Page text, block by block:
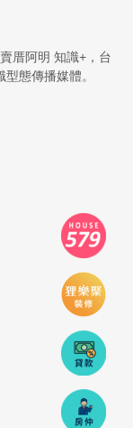
厝阿明 知識+，台
態傳播媒體。